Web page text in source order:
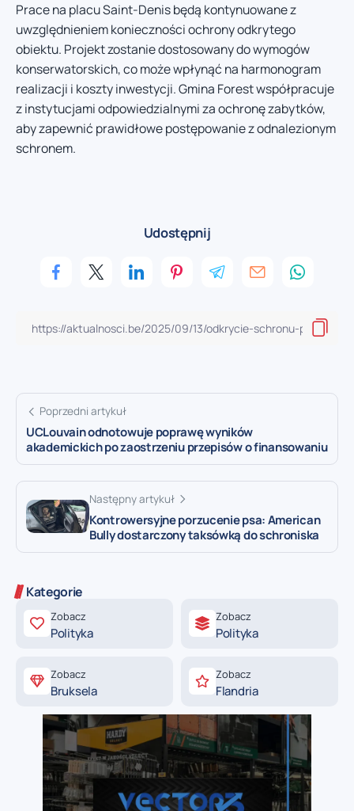
Prace na placu Saint-Denis będą kontynuowane z
uwzględnieniem konieczności ochrony odkrytego
obiektu. Projekt zostanie dostosowany do wymogów
konserwatorskich, co może wpłynąć na harmonogram
realizacji i koszty inwestycji. Gmina Forest współpracuje
z instytucjami odpowiedzialnymi za ochronę zabytków,
aby zapewnić prawidłowe postępowanie z odnalezionym
schronem.
Udostępnij
Poprzedni artykuł
UCLouvain odnotowuje poprawę wyników
akademickich po zaostrzeniu przepisów o finansowaniu
Następny artykuł
Kontrowersyjne porzucenie psa: American
Bully dostarczony taksówką do schroniska
Kategorie
Zobacz
Polityka
Zobacz
Polityka
Zobacz
Bruksela
Zobacz
Flandria